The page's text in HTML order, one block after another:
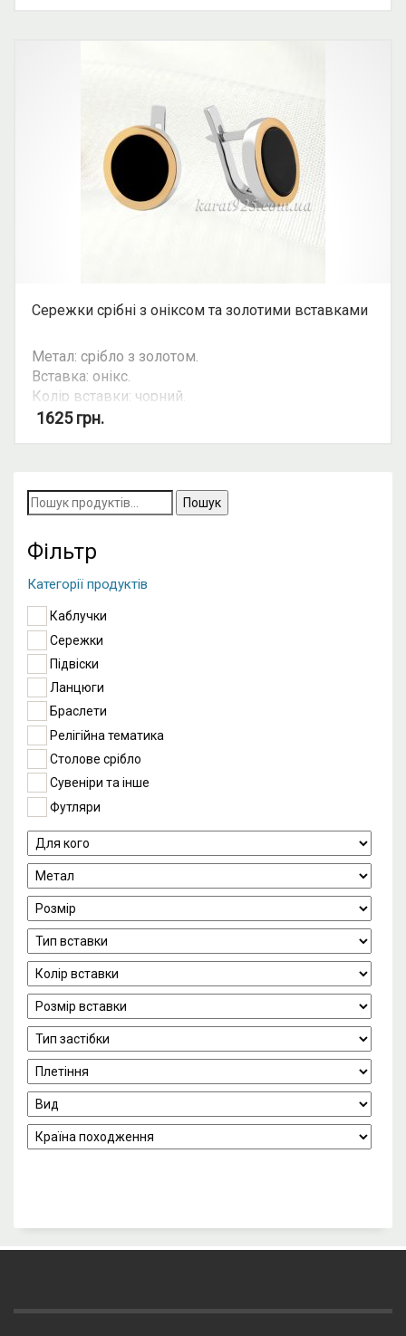
Сережки срібні з оніксом та золотими вставками
Метал: срібло з золотом.
Вставка: онікс.
Колір вставки: чорний.
Можливість комплекту: так.
1625грн.
Пошук
за
запитом:
Фільтр
Категорії продуктів
Каблучки
Сережки
Підвіски
Ланцюги
Браслети
Релігійна тематика
Столове срібло
Сувеніри та інше
Футляри